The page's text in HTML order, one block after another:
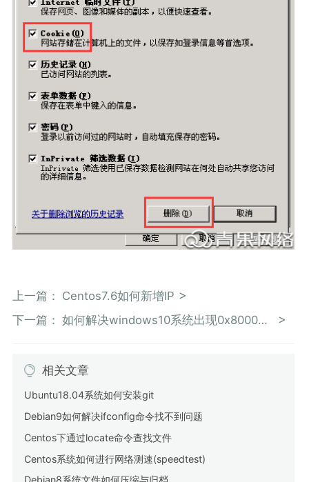
上一篇： Centos7.6如何新增IP
下一篇： 如何解决windows10系统出现0x80004005错误代码的问题
相关文章
Ubuntu18.04系统如何安装git
Debian9如何解决ifconfig命令找不到问题
Centos下通过locate命令查找文件
Centos系统如何进行网络测速(speedtest)